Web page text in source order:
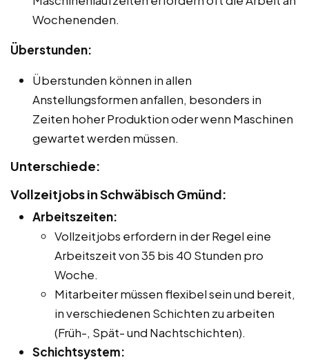
Wochenenden.
Überstunden:
Überstunden können in allen
Anstellungsformen anfallen, besonders in
Zeiten hoher Produktion oder wenn Maschinen
gewartet werden müssen.
Unterschiede:
Vollzeitjobs in Schwäbisch Gmünd:
Arbeitszeiten:
Vollzeitjobs erfordern in der Regel eine
Arbeitszeit von 35 bis 40 Stunden pro
Woche.
Mitarbeiter müssen flexibel sein und bereit,
in verschiedenen Schichten zu arbeiten
(Früh-, Spät- und Nachtschichten).
Schichtsystem: